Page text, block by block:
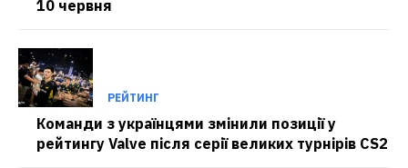
10 червня
РЕЙТИНГ
Команди з українцями змінили позиції у
рейтингу Valve після серії великих турнірів CS2